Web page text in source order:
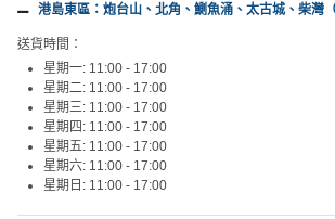
港島東區：炮台山、北角、鰂魚涌、太古城、柴灣（
送貨時間：
星期一: 11:00 - 17:00
星期二: 11:00 - 17:00
星期三: 11:00 - 17:00
星期四: 11:00 - 17:00
星期五: 11:00 - 17:00
星期六: 11:00 - 17:00
星期日: 11:00 - 17:00